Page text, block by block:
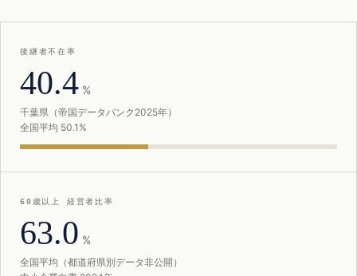
後継者不在率
40.4 %
千葉県（帝国データバンク2025年）
全国平均 50.1%
60歳以上 経営者比率
63.0 %
全国平均（都道府県別データ非公開）